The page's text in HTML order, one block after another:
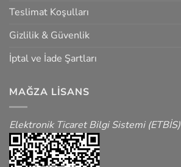
Teslimat Koşulları
Gizlilik & Güvenlik
İptal ve İade Şartları
MAĞZA LISANS
Elektronik Ticaret Bilgi Sistemi (ETBİS)